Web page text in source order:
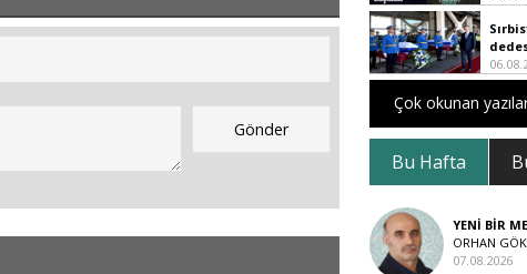
Çok okunan
Bu Hafta
YENİ BİR
ORHAN
07.08.2026